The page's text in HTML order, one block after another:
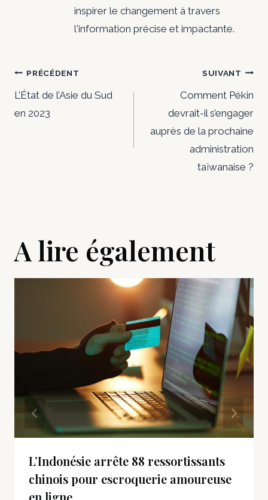
inspirer le changement à travers
l'information précise et impactante.
Navigation
de
l’article
PRÉCÉDENT
L’État de l’Asie du Sud
en 2023
SUIVANT
Comment Pékin
devrait-il s’engager
auprès de la prochaine
administration
taïwanaise ?
A lire également
L’Indonésie arrête 88 ressortissants
chinois pour escroquerie amoureuse
en ligne